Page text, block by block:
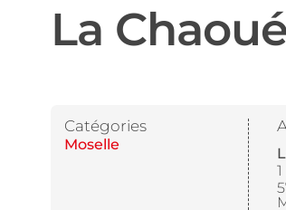
La
Catégories
Moselle